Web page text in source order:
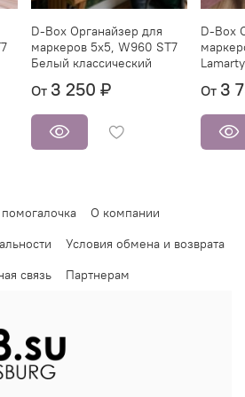
D-Box Органайзер для
маркеров 5х5, W960 ST7
Белый классический
От 3 250 ₽
D-Box
Lamarty
От 3
О компании
Условия обмена и возврата
связь
Партнерам